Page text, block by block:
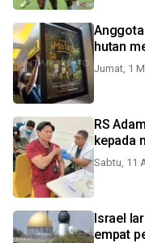
hutan
Jumat, 1
RS
kepada
Sabtu, 11
Israel
empat